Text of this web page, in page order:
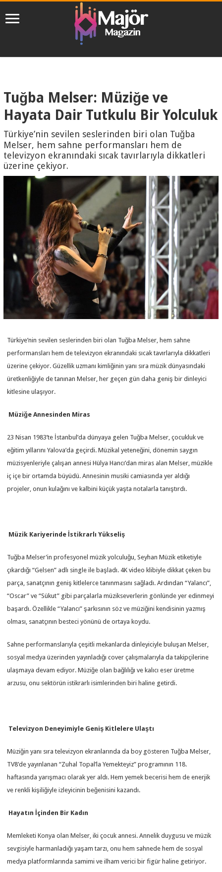
Tuğba Melser: Müziğe ve
Hayata Dair Tutkulu Bir Yolculuk
Türkiye’nin sevilen seslerinden biri olan Tuğba
Melser, hem sahne performansları hem de
televizyon ekranındaki sıcak tavırlarıyla dikkatleri
üzerine çekiyor.
Türkiye’nin sevilen seslerinden biri olan Tuğba Melser, hem sahne
performansları hem de televizyon ekranındaki sıcak tavırlarıyla dikkatleri
üzerine çekiyor. Güzellik uzmanı kimliğinin yanı sıra müzik dünyasındaki
üretkenliğiyle de tanınan Melser, her geçen gün daha geniş bir dinleyici
kitlesine ulaşıyor.
Müziğe Annesinden Miras
23 Nisan 1983’te İstanbul’da dünyaya gelen Tuğba Melser, çocukluk ve
eğitim yıllarını Yalova’da geçirdi. Müzikal yeteneğini, dönemin saygın
müzisyenleriyle çalışan annesi Hülya Hancı’dan miras alan Melser, müzikle
iç içe bir ortamda büyüdü. Annesinin musiki camiasında yer aldığı
projeler, onun kulağını ve kalbini küçük yaşta notalarla tanıştırdı.
Müzik Kariyerinde İstikrarlı Yükseliş
Tuğba Melser’in profesyonel müzik yolculuğu, Seyhan Müzik etiketiyle
çıkardığı “Gelsen” adlı single ile başladı. 4K video klibiyle dikkat çeken bu
parça, sanatçının geniş kitlelerce tanınmasını sağladı. Ardından “Yalancı”,
“Oscar” ve “Sükut” gibi parçalarla müzikseverlerin gönlünde yer edinmeyi
başardı. Özellikle “Yalancı” şarkısının söz ve müziğini kendisinin yazmış
olması, sanatçının besteci yönünü de ortaya koydu.
Sahne performanslarıyla çeşitli mekanlarda dinleyiciyle buluşan Melser,
sosyal medya üzerinden yayınladığı cover çalışmalarıyla da takipçilerine
ulaşmaya devam ediyor. Müziğe olan bağlılığı ve kalıcı eser üretme
arzusu, onu sektörün istikrarlı isimlerinden biri haline getirdi.
Televizyon Deneyimiyle Geniş Kitlelere Ulaştı
Müziğin yanı sıra televizyon ekranlarında da boy gösteren Tuğba Melser,
TV8’de yayınlanan “Zuhal Topal’la Yemekteyiz” programının 118.
haftasında yarışmacı olarak yer aldı. Hem yemek becerisi hem de enerjik
ve renkli kişiliğiyle izleyicinin beğenisini kazandı.
Hayatın İçinden Bir Kadın
Memleketi Konya olan Melser, iki çocuk annesi. Annelik duygusu ve müzik
sevgisiyle harmanladığı yaşam tarzı, onu hem sahnede hem de sosyal
medya platformlarında samimi ve ilham verici bir figür haline getiriyor.